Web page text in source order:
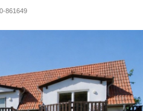
861649